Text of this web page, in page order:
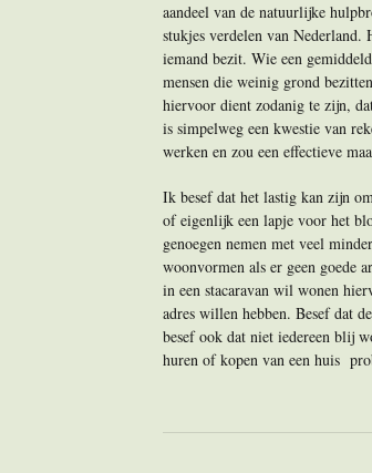
aandeel van de natuurlijke
stukjes verdelen van Nederland.
iemand bezit. Wie een
mensen die weinig grond
hiervoor dient zodanig te zijn,
is simpelweg een kwestie van
werken en zou een effectieve
Ik besef dat het lastig kan zijn
of eigenlijk een lapje voor het
genoegen nemen met veel
woonvormen als er geen goede
in een stacaravan wil wonen
adres willen hebben. Besef dat
besef ook dat niet iedereen blij
huren of kopen van een huis